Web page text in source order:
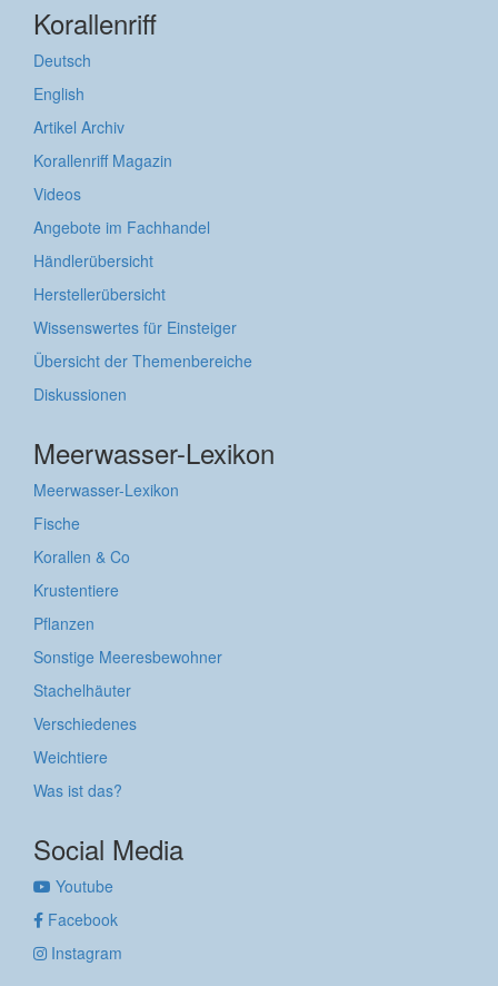
Korallenriff
Deutsch
English
Artikel Archiv
Korallenriff Magazin
Videos
Angebote im Fachhandel
Händlerübersicht
Herstellerübersicht
Wissenswertes für Einsteiger
Übersicht der Themenbereiche
Diskussionen
Meerwasser-Lexikon
Meerwasser-Lexikon
Fische
Korallen & Co
Krustentiere
Pflanzen
Sonstige Meeresbewohner
Stachelhäuter
Verschiedenes
Weichtiere
Was ist das?
Social Media
Youtube
Facebook
Instagram